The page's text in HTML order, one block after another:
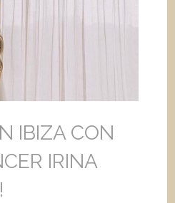
IBIZA CON
IRINA